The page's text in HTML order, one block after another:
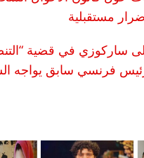
مستقبلية
ساركوزي في قضية
فرنسي سابق يواجه